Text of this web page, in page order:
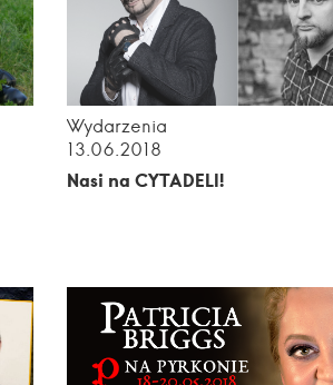
Wydarzenia
13.06.2018
Nasi na CYTADELI!